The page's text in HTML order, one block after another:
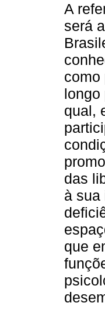
A
será
como
longo
qual,
das
à sua
que